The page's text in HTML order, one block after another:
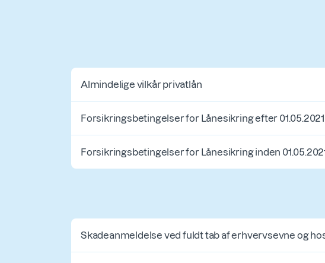
Almindelige vilkår privatlån
Forsikringsbetingelser for Lånesikring efter 01.05.2021
Forsikringsbetingelser for Lånesikring inden
Skadeanmeldelse ved fuldt tab af erhvervsevne og